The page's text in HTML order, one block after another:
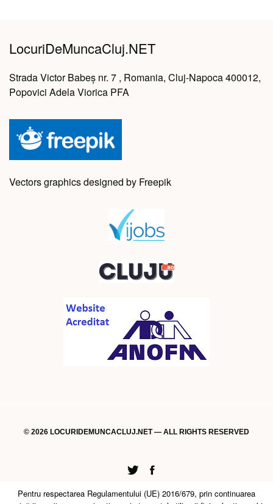
LocuriDeMuncaCluj.NET
Strada Victor Babeș nr. 7 , Romania, Cluj-Napoca 400012,
Popovici Adela Viorica PFA
Vectors graphics designed by Freepik
© 2026 LOCURIDEMUNCACLUJ.NET — ALL RIGHTS RESERVED
Twitter
Facebook
Pentru respectarea Regulamentului (UE) 2016/679, prin continuarea